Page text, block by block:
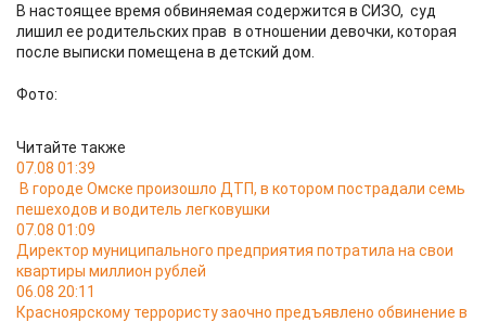
В настоящее время обвиняемая содержится в СИЗО, суд
лишил ее родительских прав в отношении девочки, которая
после выписки помещена в детский дом.
Фото:
Читайте также
07.08 01:39
В городе Омске произошло ДТП, в котором пострадали семь
пешеходов и водитель легковушки
07.08 01:09
Директор муниципального предприятия потратила на свои
квартиры миллион рублей
06.08 20:11
Красноярскому террористу заочно предъявлено обвинение в